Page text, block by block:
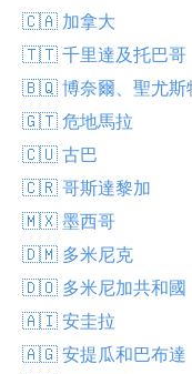
🇨🇦 加拿大
🇹🇹 千里達及托巴哥
🇧🇶 博奈爾、聖尤斯
🇬🇹 危地馬拉
🇨🇺 古巴
🇨🇷 哥斯達黎加
🇲🇽 墨西哥
🇩🇲 多米尼克
🇩🇴 多米尼加共和國
🇦🇮 安圭拉
🇦🇬 安提瓜和巴布達